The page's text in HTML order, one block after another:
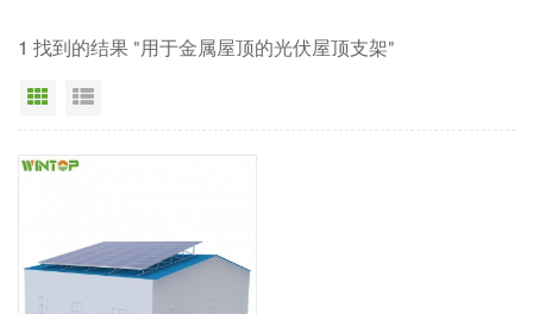
1 找到的结果 "用于金属屋顶的光伏屋顶支架"
网格视图